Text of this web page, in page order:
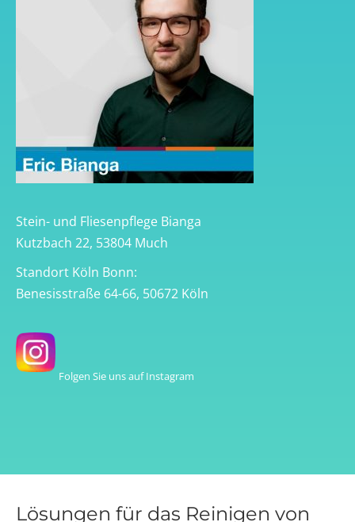
Stein- und Fliesenpflege Bianga
Kutzbach 22, 53804 Much
Standort Köln Bonn:
Benesisstraße 64-66, 50672 Köln
Folgen Sie uns auf Instagram
Lösungen für das Reinigen von